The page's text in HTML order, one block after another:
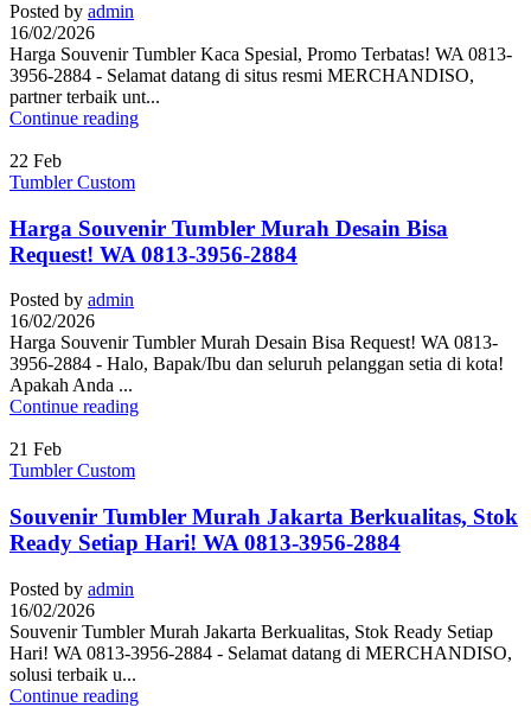
Posted by admin
16/02/2026
Harga Souvenir Tumbler Kaca Spesial, Promo Terbatas! WA 0813-
3956-2884 - Selamat datang di situs resmi MERCHANDISO,
partner terbaik unt...
Continue reading
22 Feb
Tumbler Custom
Harga Souvenir Tumbler Murah Desain Bisa
Request! WA 0813-3956-2884
Posted by admin
16/02/2026
Harga Souvenir Tumbler Murah Desain Bisa Request! WA 0813-
3956-2884 - Halo, Bapak/Ibu dan seluruh pelanggan setia di kota!
Apakah Anda ...
Continue reading
21 Feb
Tumbler Custom
Souvenir Tumbler Murah Jakarta Berkualitas, Stok
Ready Setiap Hari! WA 0813-3956-2884
Posted by admin
16/02/2026
Souvenir Tumbler Murah Jakarta Berkualitas, Stok Ready Setiap
Hari! WA 0813-3956-2884 - Selamat datang di MERCHANDISO,
solusi terbaik u...
Continue reading